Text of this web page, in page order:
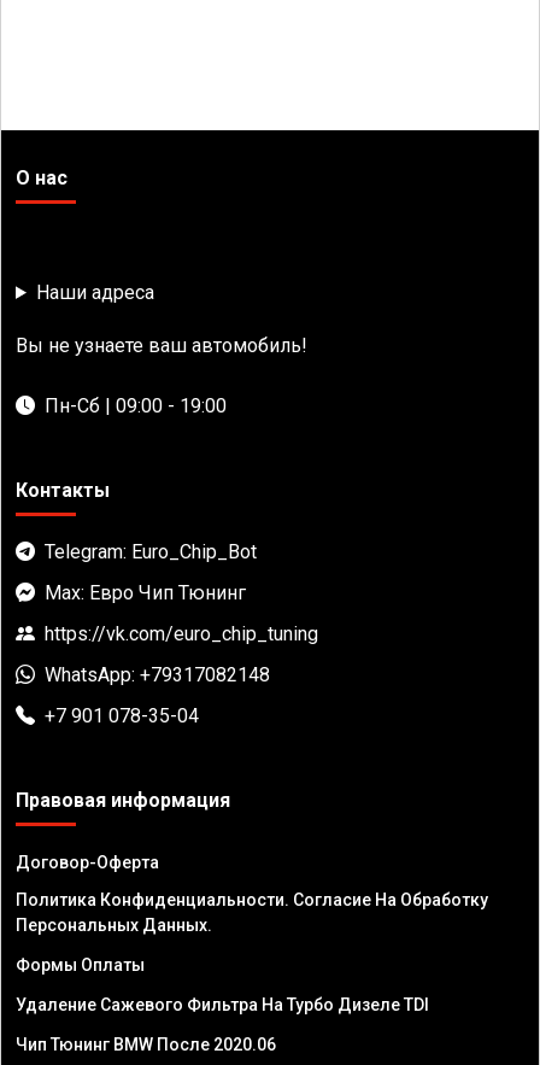
О нас
Наши адреса
Вы не узнаете ваш автомобиль!
Пн-Сб | 09:00 - 19:00
Контакты
Telegram: Euro_Chip_Bot
Max: Евро Чип Тюнинг
https://vk.com/euro_chip_tuning
WhatsApp: +79317082148
+7 901 078-35-04
Правовая информация
Договор-Оферта
Политика Конфиденциальности. Согласие На Обработку
Персональных Данных.
Формы Оплаты
Удаление Сажевого Фильтра На Турбо Дизеле TDI
Чип Тюнинг BMW После 2020.06